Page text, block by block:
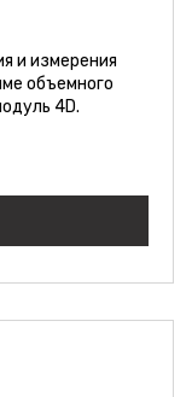
и измерения
объемного
4D.